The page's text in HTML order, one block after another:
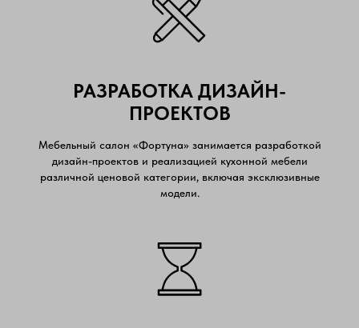
РАЗРАБОТКА ДИЗАЙН-
ПРОЕКТОВ
Мебельный салон «Фортуна» занимается разработкой
дизайн-проектов и реализацией кухонной мебели
различной ценовой категории, включая эксклюзивные
модели.